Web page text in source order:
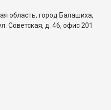
область, город Балашиха,
Советская, д. 46, офис 201